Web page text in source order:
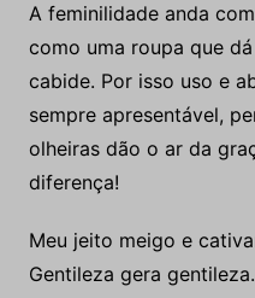
A feminilidade anda
como uma roupa que
cabide. Por isso uso e
sempre apresentável,
olheiras dão o ar da
diferença!
Meu jeito meigo e
Gentileza gera